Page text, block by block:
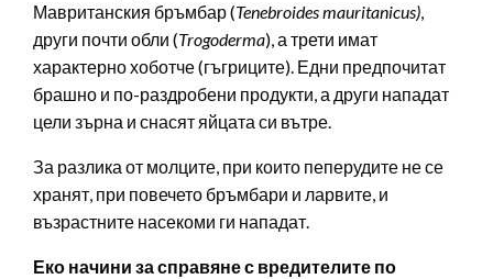
Мавританския бръмбар (Tenebroides mauritanicus),
други почти обли (Trogoderma), а трети имат
характерно хоботче (гъгриците). Едни предпочитат
брашно и по-раздробени продукти, а други нападат
цели зърна и снасят яйцата си вътре.
За разлика от молците, при които пеперудите не се
хранят, при повечето бръмбари и ларвите, и
възрастните насекоми ги нападат.
Еко начини за справяне с вредителите по